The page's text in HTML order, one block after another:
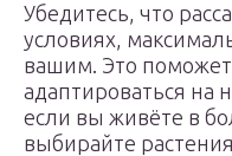
Убедитесь, что
условиях,
вашим. Это
адаптироваться на
если вы живёте в
выбирайте